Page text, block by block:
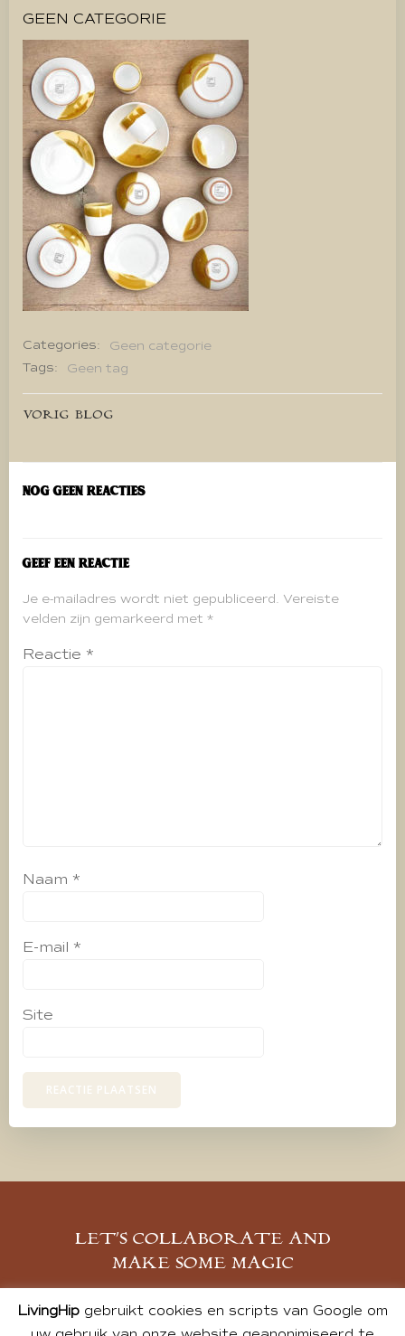
GEEN CATEGORIE
Categories:
Geen categorie
Tags:
Geen tag
Bericht
navigatie
VORIG BLOG
Nog geen reacties
Geef een reactie
Je e-mailadres wordt niet gepubliceerd. Vereiste
velden zijn gemarkeerd met *
Reactie *
Naam *
E-mail *
Site
LET’S COLLABORATE AND
MAKE SOME MAGIC
MELD JE AAN
LivingHipgebruikt cookies en scripts van Google om